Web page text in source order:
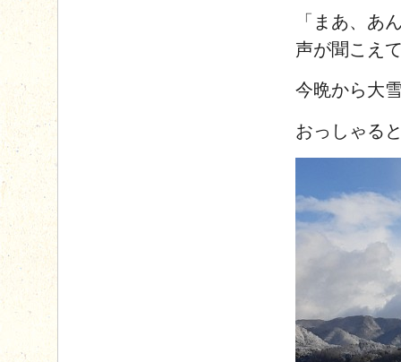
「まあ、あ
声が聞こえ
今晩から大
おっしゃる